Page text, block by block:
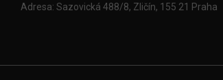
Adresa: Sazovická 488/8, Zličín, 155 21 Praha